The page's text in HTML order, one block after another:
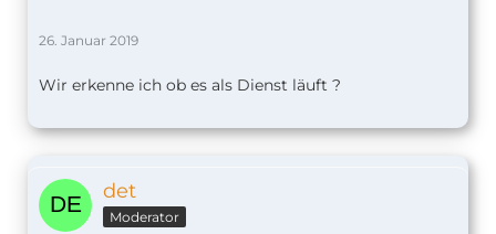
26. Januar 2019
Wir erkenne ich ob es als Dienst läuft ?
det
Moderator